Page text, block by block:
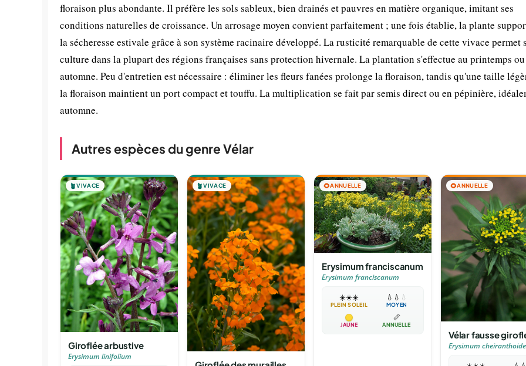
floraison plus abondante. Il préfère les sols sableux, bien drainés et pauvres en matière organique, imitant ses
conditions naturelles de croissance. Un arrosage moyen convient parfaitement ; une fois établie, la plante
la sécheresse estivale grâce à son système racinaire développé. La rusticité remarquable de cette vivace permet
culture dans la plupart des régions françaises sans protection hivernale. La plantation s'effectue au printemps
automne. Peu d'entretien est nécessaire : éliminer les fleurs fanées prolonge la floraison, tandis qu'une taille
la floraison maintient un port compact et touffu. La multiplication se fait par semis direct ou en pépinière,
automne.
Autres espèces du genre Vélar
🪴VIVACE
Giroflée arbustive
Erysimum linifolium
🪴VIVACE 🌻ANNUELLE
Erysimum franciscanum
Erysimum franciscanum
☀️☀️☀️
PLEIN SOLEIL
💧 💧 💧
MOYEN
JAUNE
📏
ANNUELLE
🌻ANNUELLE
Vélar fausse
Erysimum